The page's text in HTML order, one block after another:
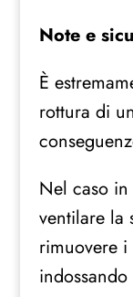
Note e
È
rottura di
Nel caso
ventilare la
rimuovere